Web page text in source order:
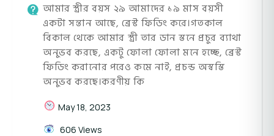
আমার স্ত্রীর বয়স ২৯ আমাদের ১৯ মাস বয়সী
একটা সন্তান আছে, ব্রেস্ট ফিডিং করে।গতকাল
বিকাল থেকে আমার স্ত্রী তার ডান স্তনে প্রচুর ব্যাথা
অনুভব করছে, একটু ফোলা ফোলা মনে হচ্ছে, ব্রেস্ট
ফিডিং করানোর পরেও কমে নাই, প্রচন্ড অস্বস্তি
অনুভব করছে।করণীয় কি
May 18, 2023
606 Views